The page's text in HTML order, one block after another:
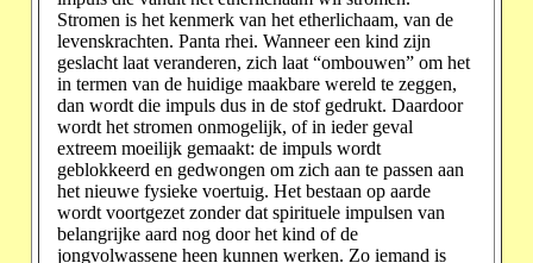
Stromen is het kenmerk van het etherlichaam, van de
levenskrachten. Panta rhei. Wanneer een kind zijn
geslacht laat veranderen, zich laat “ombouwen” om het
in termen van de huidige maakbare wereld te zeggen,
dan wordt die impuls dus in de stof gedrukt. Daardoor
wordt het stromen onmogelijk, of in ieder geval
extreem moeilijk gemaakt: de impuls wordt
geblokkeerd en gedwongen om zich aan te passen aan
het nieuwe fysieke voertuig. Het bestaan op aarde
wordt voortgezet zonder dat spirituele impulsen van
belangrijke aard nog door het kind of de
jongvolwassene heen kunnen werken. Zo iemand is